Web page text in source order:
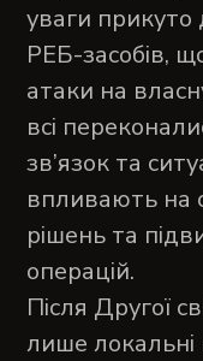
уваги прикуто
РЕБ-засобів,
атаки на
всі
зв’язок та
впливають на
рішень та
операцій.
Після Другої
лише